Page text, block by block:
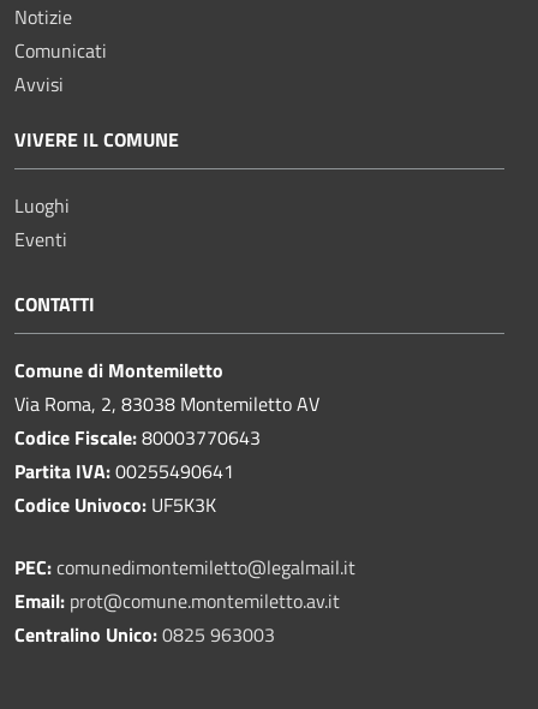
Notizie
Comunicati
Avvisi
VIVERE IL COMUNE
Luoghi
Eventi
CONTATTI
Comune di Montemiletto
Via Roma, 2, 83038 Montemiletto AV
Codice Fiscale:80003770643
Partita IVA:00255490641
Codice Univoco: UF5K3K
PEC:comunedimontemiletto@legalmail.it
Email: prot@comune.montemiletto.av.it
Centralino Unico:0825 963003